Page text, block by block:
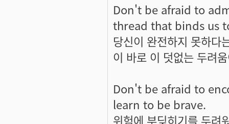
Don't be afraid to
thread that binds us
당신이 완전하지 못하다
이 바로 이 덧없는 두려
Don't be afraid to
learn to be brave.
위험에 부딪히기를 두려